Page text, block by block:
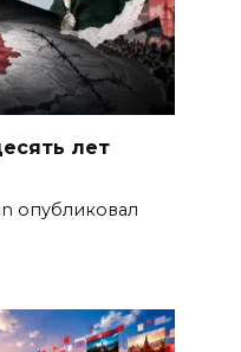
лет
опубликовал